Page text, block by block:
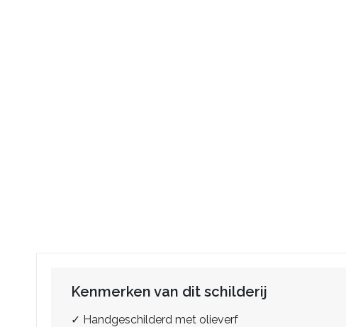
Kenmerken van dit schilderij
✓ Handgeschilderd met olieverf